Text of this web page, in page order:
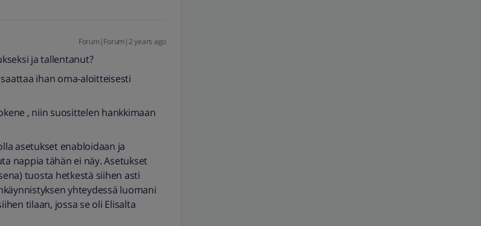
Forum|Forum|2 years ago
ja tallentanut?
ihan oma-aloitteisesti
, niin suosittelen hankkimaan
asetukset enabloidaan ja
nappia tähän ei näy. Asetukset
tuosta hetkestä siihen asti
yhteydessä luomani
tilaan, jossa se oli Elisalta